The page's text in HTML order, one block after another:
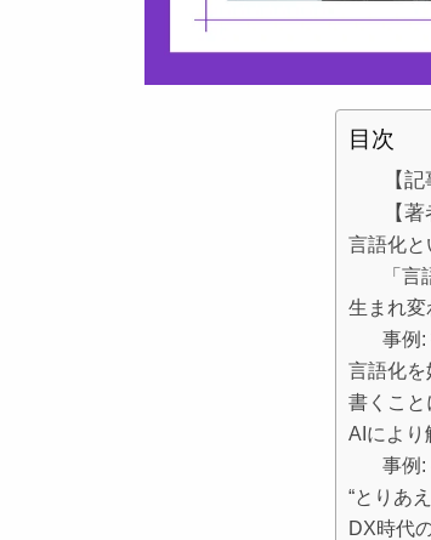
目次
【
【
言語化と
「
生まれ変
事例:
言語化を
書くこと
AIにより
事例:
“とりあ
DX時代